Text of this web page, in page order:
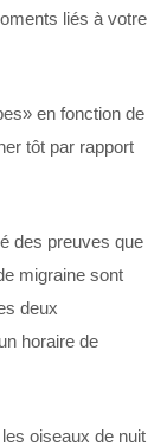
liés à votre
en fonction de
tôt par rapport
des preuves que
migraine sont
deux
horaire de
oiseaux de nuit